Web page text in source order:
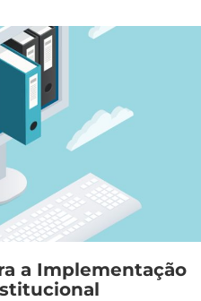
a Implementação